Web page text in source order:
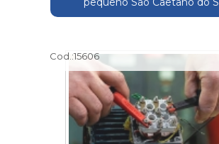
Cod.:15606